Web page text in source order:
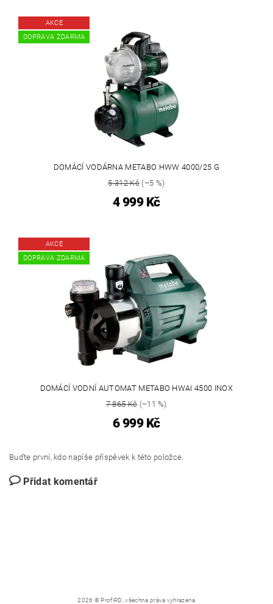
AKCE
DOPRAVA ZDARMA
DOMÁCÍ VODÁRNA METABO HWW 4000/25 G
5 312 Kč(–5 %)
4 999 Kč
AKCE
DOPRAVA ZDARMA
DOMÁCÍ VODNÍ AUTOMAT METABO HWAI 4500 INOX
7 865 Kč(–11 %)
6 999 Kč
Buďte první, kdo napíše příspěvek k této položce.
Přidat komentář
2026 © ProfiRD, všechna práva vyhrazena